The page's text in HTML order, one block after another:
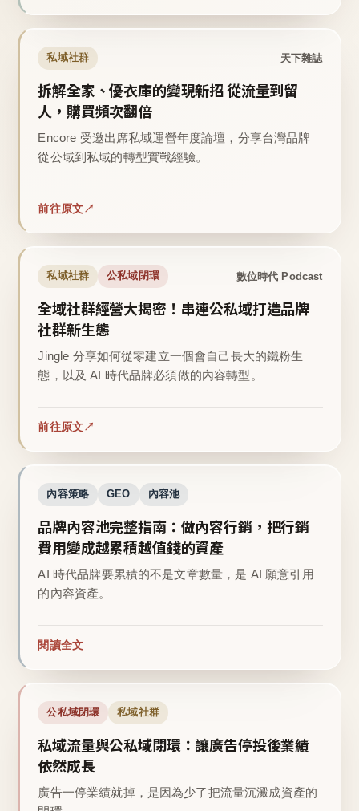
私域社群 天下雜誌
拆解全家、優衣庫的變現新招 從流量到留
人，購買頻次翻倍
Encore 受邀出席私域運營年度論壇，分享台灣品牌
從公域到私域的轉型實戰經驗。
前往原文
私域社群 公私域閉環 數位時代 Podcast
全域社群經營大揭密！串連公私域打造品牌
社群新生態
Jingle 分享如何從零建立一個會自己長大的鐵粉生
態，以及 AI 時代品牌必須做的內容轉型。
前往原文
內容策略 GEO 內容池
品牌內容池完整指南：做內容行銷，把行銷
費用變成越累積越值錢的資產
AI 時代品牌要累積的不是文章數量，是 AI 願意引用
的內容資產。
閱讀全文
公私域閉環 私域社群
私域流量與公私域閉環：讓廣告停投後業績
依然成長
廣告一停業績就掉，是因為少了把流量沉澱成資產的